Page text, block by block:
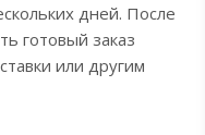
дней. После
готовый заказ
или другим